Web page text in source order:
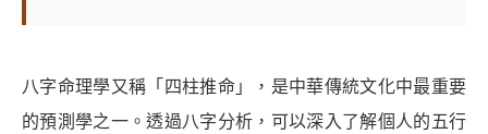
八字命理學又稱「四柱推命」，是中華傳統文化中最重要
的預測學之一。透過八字分析，可以深入了解個人的五行